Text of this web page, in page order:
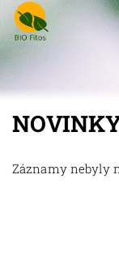
Záznamy nebyly